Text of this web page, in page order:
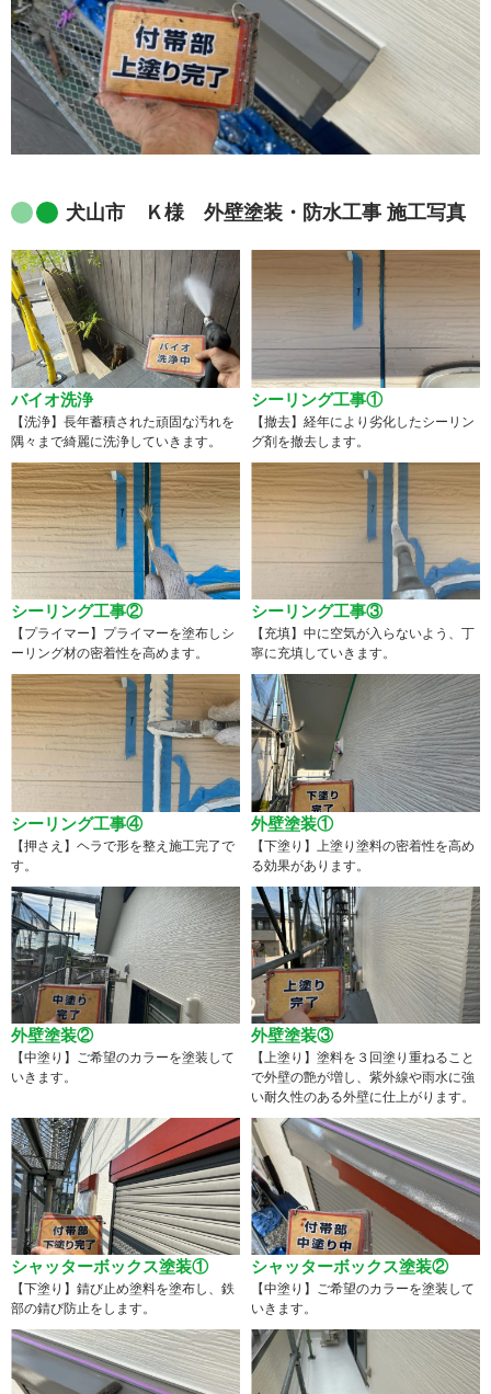
犬山市 Ｋ様 外壁塗装・防水工事 施工写真
バイオ洗浄
【洗浄】長年蓄積された頑固な汚れを
隅々まで綺麗に洗浄していきます。
シーリング工事①
【撤去】経年により劣化したシーリン
グ剤を撤去します。
シーリング工事②
【プライマー】プライマーを塗布しシ
ーリング材の密着性を高めます。
シーリング工事③
【充填】中に空気が入らないよう、丁
寧に充填していきます。
シーリング工事④
【押さえ】ヘラで形を整え施工完了で
す。
外壁塗装①
【下塗り】上塗り塗料の密着性を高め
る効果があります。
外壁塗装②
【中塗り】ご希望のカラーを塗装して
いきます。
外壁塗装③
【上塗り】塗料を３回塗り重ねること
で外壁の艶が増し、紫外線や雨水に強
い耐久性のある外壁に仕上がります。
シャッターボックス塗装①
【下塗り】錆び止め塗料を塗布し、鉄
部の錆び防止をします。
シャッターボックス塗装②
【中塗り】ご希望のカラーを塗装して
いきます。